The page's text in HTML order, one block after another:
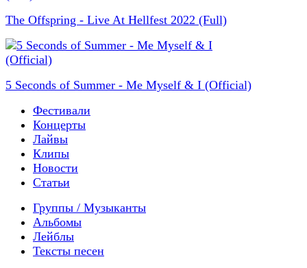
The Offspring - Live At Hellfest 2022 (Full)
5 Seconds of Summer - Me Myself & I (Official)
Фестивали
Концерты
Лайвы
Клипы
Новости
Статьи
Группы / Музыканты
Альбомы
Лейблы
Тексты песен